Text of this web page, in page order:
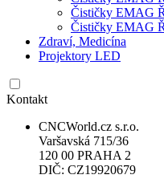
Čističky EMAG
Čističky EMAG
Zdraví, Medicína
Projektory LED
Kontakt
CNCWorld.cz s.r.o.
Varšavská 715/36
120 00 PRAHA 2
DIČ: CZ19920679